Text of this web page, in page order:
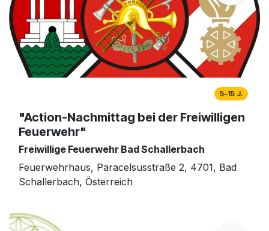
5–15 J.
"Action-Nachmittag bei der Freiwilligen
Feuerwehr"
Freiwillige Feuerwehr Bad Schallerbach
Feuerwehrhaus, Paracelsusstraße 2, 4701, Bad
Schallerbach, Österreich